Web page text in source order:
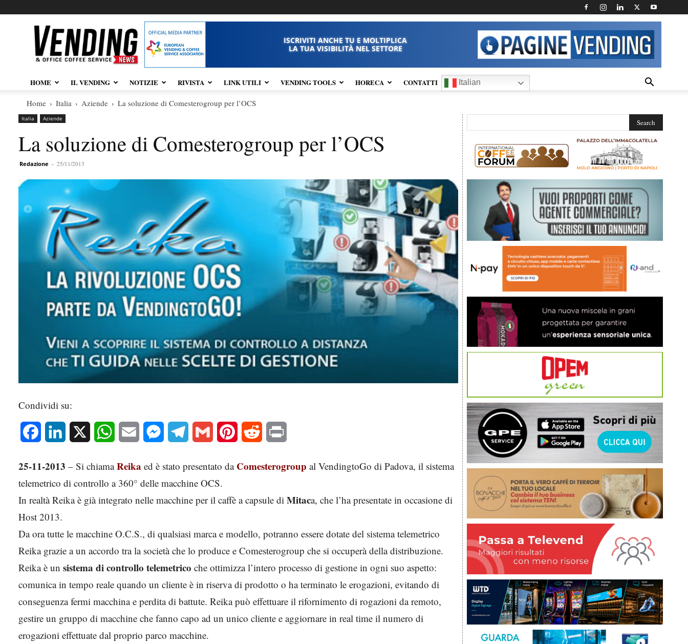
Vendingnews.it
ISCRIVITI ANCHE TU E MOLTIPLICA
LA TUA VISIBILITÀ NEL SETTORE
HOME IL VENDING NOTIZIE RIVISTA LINK UTILI VENDING TOOLS HORECA CONTATTI Italian
Home Italia Aziende La soluzione di Comesterogroup per l’OCS
Italia Aziende
La soluzione di Comesterogroup per l’OCS
Redazione - 25/11/2013
Condividi su:
Facebook LinkedIn WhatsAppEmail MessengerTelegram Gmail Pinterest Reddit
25-11-2013 – Si chiamaReika ed è stato presentato da Comesterogroup al VendingtoGo di Padova, il sistema
telemetrico di controllo a 360° delle macchine OCS.
In realtà Reika è già integrato nelle macchine per il caffè a capsule di Mitaca, che l’ha presentate in occasione di
Host 2013.
Da ora tutte le macchine O.C.S., di qualsiasi marca e modello, potranno essere dotate del sistema telemetrico
Reika grazie a un accordo tra la società che lo produce e Comesterogroup che si occuperà della distribuzione.
Reika è un sistema di controllo telemetrico che ottimizza l’intero processo di gestione in ogni suo aspetto:
comunica in tempo reale quando un cliente è in riserva di prodotto o ha terminato le erogazioni, evitando di
conseguenza fermi macchina e perdita di battute. Reika può effettuare il rifornimento di rogazioni da remoto,
gestire un gruppo di macchine che fanno capo ad un unico cliente e aggiornare in real time il numero di
erogazioni effettuate dal proprio parco macchine.